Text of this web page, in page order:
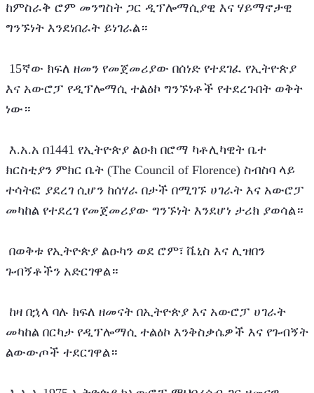
ከምስራቅ ሮም መንግስት ጋር ዲፕሎማሲያዊ እና ሃይማኖታዊ
ግንኙነት እንደነበራት ይነገራል።
እና አውሮፓ የዲፕሎማሲ ተልዕኮ ግንኙነቶች የተደረጉበት ወቅት
ነው።
ክርስቲያን ምክር ቤት (The Council of Florence) ስብስባ ላይ
ተሳትፎ ያደረገ ሲሆን ከሰሃራ በታች በሚገኙ ሀገራት እና አውሮፓ
መካከል የተደረገ የመጀመሪያው ግንኙነት እንደሆነ ታሪክ ያወሳል።
ጉብኝቶችን አድርገዋል።
መካከል በርካታ የዲፕሎማሲ ተልዕኮ እንቅስቃሴዎች እና የጉብኝት
ልውውጦች ተደርገዋል።